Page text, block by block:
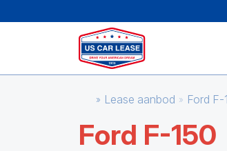
Lease aanbod Ford
Ford F-150